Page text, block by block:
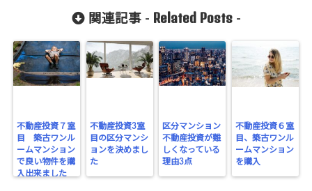
関連記事 - Related Posts-
不動産投資７室
目 築古ワンル
ームマンション
で良い物件を購
入出来ました
不動産投資3室
目の区分マンシ
ョンを決めまし
た
区分マンション
不動産投資が難
しくなっている
理由3点
不動産投資６室
目、築古ワンル
ームマンション
を購入